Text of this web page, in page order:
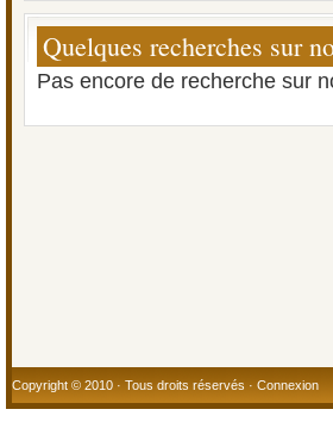
Quelques recherches sur
Pas encore de recherche sur
Copyright © 2010 · Tous droits réservés · Connexion